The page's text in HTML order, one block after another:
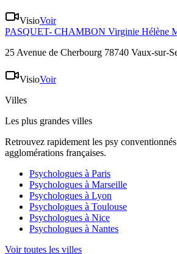
VisioVoir
PASQUET- CHAMBON Virginie Hélène
25 Avenue de Cherbourg 78740 Vaux-sur-
VisioVoir
Villes
Les plus grandes villes
Retrouvez rapidement les psy
agglomérations françaises.
Psychologues à Paris
Psychologues à Marseille
Psychologues à Lyon
Psychologues à Toulouse
Psychologues à Nice
Psychologues à Nantes
Voir toutes les villes